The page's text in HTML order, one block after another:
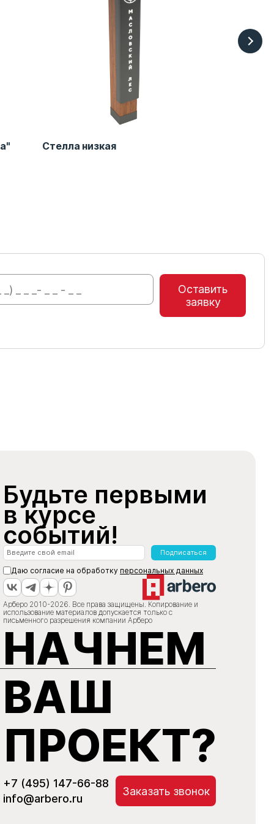
Стелла низкая
Оставить
заявку
Будьте первыми
в курсе
событий!
Подписаться
Даю согласие на обработку персональных данных
Арберо 2010-2026. Все права защищены. Копирование и
использование материалов допускается только с
письменного разрешения компании Арберо
НАЧНЕМ
ВАШ
ПРОЕКТ?
+7 (495) 147-66-88
info@arbero.ru
Заказать звонок